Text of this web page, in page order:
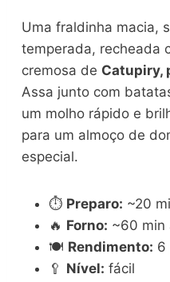
Uma fraldinha macia,
temperada, recheada
cremosa de Catupiry,
Assa junto com
um molho rápido e
para um almoço de
especial.
⏱️ Preparo: ~20
🔥 Forno: ~60 min
🍽️ Rendimento: 6
🥄 Nível: fácil